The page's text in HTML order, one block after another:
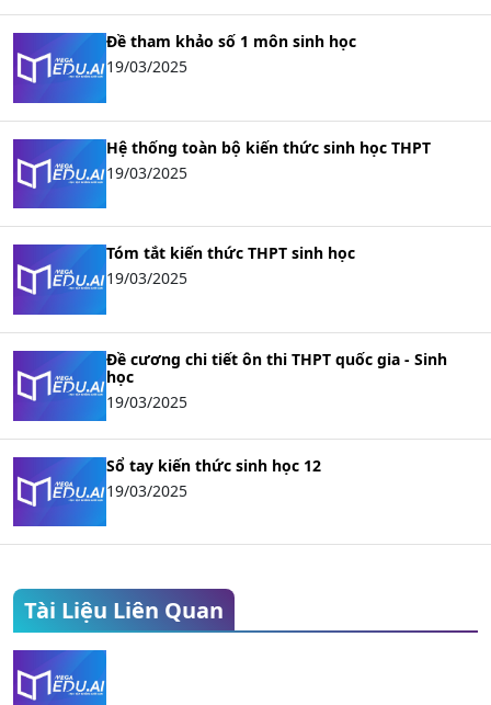
Đề tham khảo số 1 môn sinh học
19/03/2025
Hệ thống toàn bộ kiến thức sinh học THPT
19/03/2025
Tóm tắt kiến thức THPT sinh học
19/03/2025
Đề cương chi tiết ôn thi THPT quốc gia - Sinh
học
19/03/2025
Sổ tay kiến thức sinh học 12
19/03/2025
Tài Liệu Liên Quan